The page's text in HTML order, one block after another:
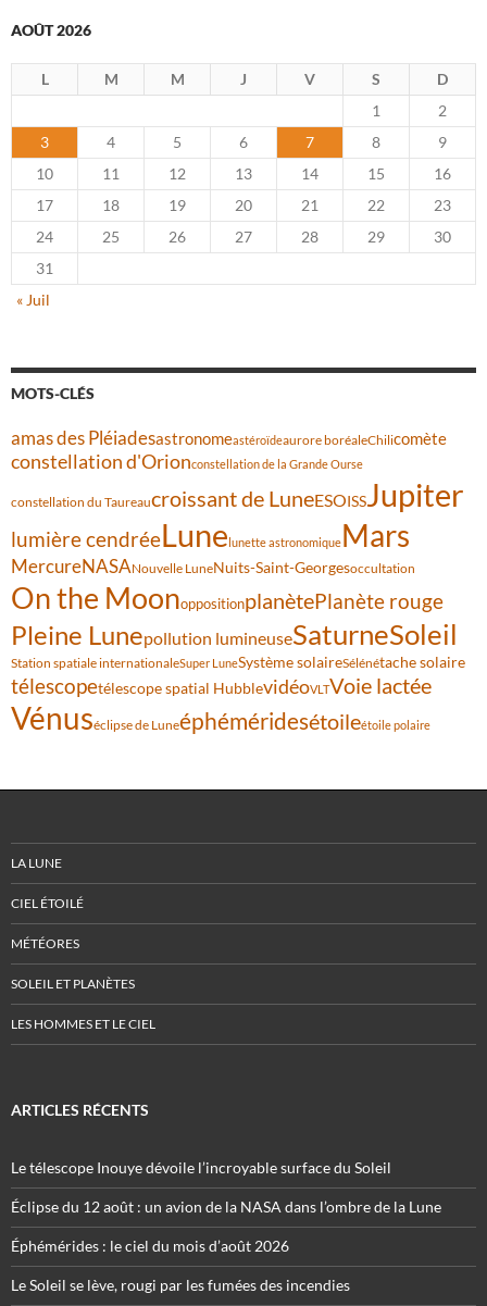
AOÛT 2026
L M M J V S
D
1
2
3
4 5 6 7 8
9
10
11 12 13 14 15
16
17
18 19 20 21 22
23
24
25 26 27 28 29
30
31
« Juil
MOTS-CLÉS
amas des Pléiadesastronomeastéroïdeaurore boréaleChilicomète
constellation d'Orionconstellation de la Grande Ourse
constellation du Taureaucroissant de LuneESOISSJupiter
lumière cendréeLunelunette astronomiqueMars
MercureNASANouvelle LuneNuits-Saint-Georgesoccultation
On the MoonoppositionplanètePlanète rouge
Pleine Lunepollution lumineuseSaturneSoleil
Station spatiale internationaleSuper LuneSystème solaireSélénétache solaire
télescopetélescope spatial HubblevidéoVLTVoie lactée
Vénuséclipse de Luneéphéméridesétoileétoile polaire
LA LUNE
CIEL ÉTOILÉ
MÉTÉORES
SOLEIL ET PLANÈTES
LES HOMMES ET LE CIEL
ARTICLES RÉCENTS
Le télescope Inouye dévoile l’incroyable surface du Soleil
Éclipse du 12 août : un avion de la NASA dans l’ombre de la Lune
Éphémérides : le ciel du mois d’août 2026
Le Soleil se lève, rougi par les fumées des incendies